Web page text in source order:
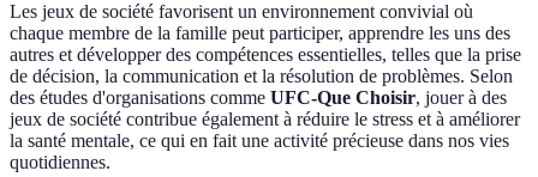
Les jeux de société favorisent un environnement convivial où
chaque membre de la famille peut participer, apprendre les uns des
autres et développer des compétences essentielles, telles que la prise
de décision, la communication et la résolution de problèmes. Selon
des études d'organisations comme UFC-Que Choisir, jouer à des
jeux de société contribue également à réduire le stress et à améliorer
la santé mentale, ce qui en fait une activité précieuse dans nos vies
quotidiennes.